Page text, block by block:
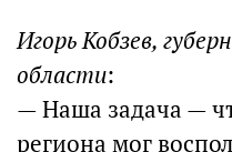
Игорь Кобзев,
области:
— Наша задача —
региона мог